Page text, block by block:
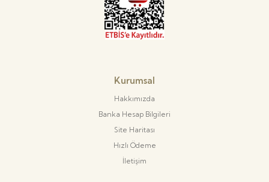
Kurumsal
Hakkımızda
Banka Hesap Bilgileri
Site Haritası
Hızlı Ödeme
İletişim